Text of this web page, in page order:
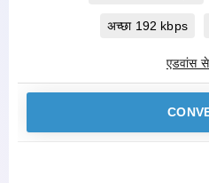
अच्छा 192 kbps
एडवांस